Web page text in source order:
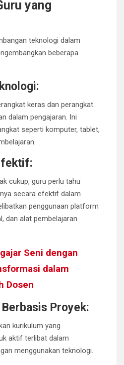
yang
teknologi dalam
beberapa
keras dan perangkat
dalam pengajaran. Ini
seperti komputer, tablet,
cukup, guru perlu tahu
secara efektif dalam
penggunaan platform
dan alat pembelajaran
Seni dengan
dalam
Dosen
Proyek:
kurikulum yang
aktif terlibat dalam
menggunakan teknologi.